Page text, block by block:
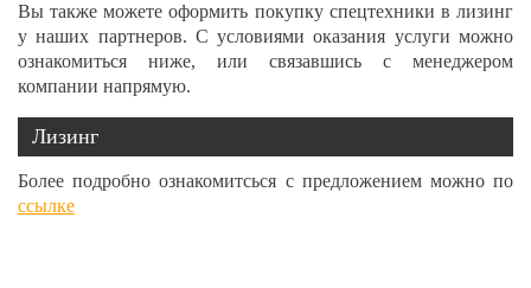
Вы также можете оформить покупку спецтехники в лизинг
у наших партнеров. С условиями оказания услуги можно
ознакомиться ниже, или связавшись с менеджером
компании напрямую.
Лизинг
Более подробно ознакомитсься с предложением можно по
ссылке